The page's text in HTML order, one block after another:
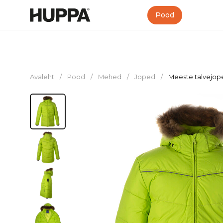
Pood
Avaleht / Pood / Mehed / Joped / Meeste